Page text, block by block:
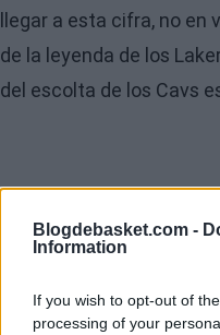
Blogdebasket.com -
Information
If you wish to opt-out of
processing of your
llegar a esta cifra, no en
de la leyenda de los
del escolta de los Cavs